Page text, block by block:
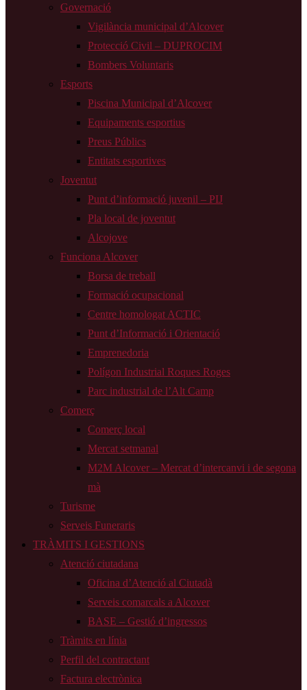
Governació
Vigilància municipal d’Alcover
Protecció Civil – DUPROCIM
Bombers Voluntaris
Esports
Piscina Municipal d’Alcover
Equipaments esportius
Preus Públics
Entitats esportives
Joventut
Punt d’informació juvenil – PIJ
Pla local de joventut
Alcojove
Funciona Alcover
Borsa de treball
Formació ocupacional
Centre homologat ACTIC
Punt d’Informació i Orientació
Emprenedoria
Polígon Industrial Roques Roges
Parc industrial de l’Alt Camp
Comerç
Comerç local
Mercat setmanal
M2M Alcover – Mercat d’intercanvi i de segona
mà
Turisme
Serveis Funeraris
TRÀMITS I GESTIONS
Atenció ciutadana
Oficina d’Atenció al Ciutadà
Serveis comarcals a Alcover
BASE – Gestió d’ingressos
Tràmits en línia
Perfil del contractant
Factura electrònica